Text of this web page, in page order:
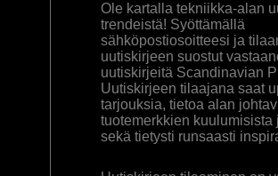
Ole kartalla tekniikka-alan
trendeistä! Syöttämällä
sähköpostiosoitteesi ja
uutiskirjeen suostut
uutiskirjeitä Scandinavian
Uutiskirjeen tilaajana saat
tarjouksia, tietoa alan
tuotemerkkien kuulumisista
sekä tietysti runsaasti